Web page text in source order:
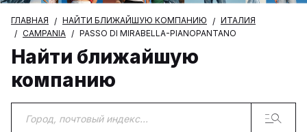
ГЛАВНАЯ НАЙТИ БЛИЖАЙШУЮ КОМПАНИЮ
ИТАЛИЯ
CAMPANIA
PASSO DI MIRABELLA-PIANOPANTANO
Найти ближайшую
компанию